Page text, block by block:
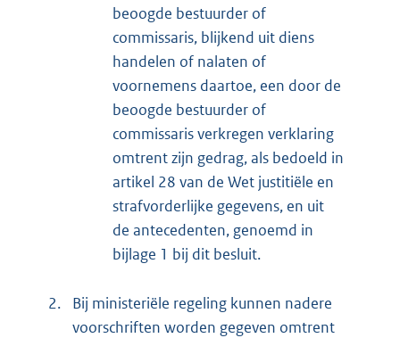
beoogde bestuurder of
commissaris, blijkend uit diens
handelen of nalaten of
voornemens daartoe, een door de
beoogde bestuurder of
commissaris verkregen verklaring
omtrent zijn gedrag, als bedoeld in
artikel 28 van de Wet justitiële en
strafvorderlijke gegevens, en uit
de antecedenten, genoemd in
bijlage 1 bij dit besluit.
2.
Bij ministeriële regeling kunnen nadere
voorschriften worden gegeven omtrent